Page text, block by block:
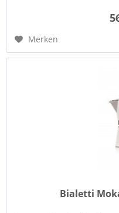
Merken
Bialetti